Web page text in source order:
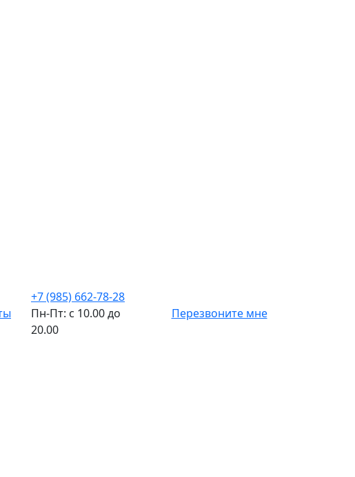
+7 (985) 662-78-28
Пн-Пт: с 10.00 до
20.00
Перезвоните мне